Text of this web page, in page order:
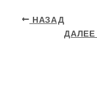
НАЗАД
ДАЛЕЕ